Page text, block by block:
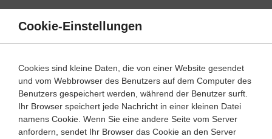
Direkt
Inhalt
Mathematik 5. Klasse ‐ Abitur
Oberfläche
Cookie-Einstellungen
Cookies sind kleine Daten, die von einer Website gesendet
und vom Webbrowser des Benutzers auf dem Computer des
Benutzers gespeichert werden, während der Benutzer surft.
Ihr Browser speichert jede Nachricht in einer kleinen Datei
namens Cookie. Wenn Sie eine andere Seite vom Server
anfordern, sendet Ihr Browser das Cookie an den Server